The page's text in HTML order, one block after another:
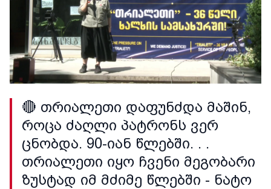
🔴 თრიალეთი დაფუნძდა მაშინ,
როცა ძაღლი პატრონს ვერ
ცნობდა. 90-იან წლებში. . .
თრიალეთი იყო ჩვენი მეგობარი
ზუსტად იმ მძიმე წლებში - ნატო